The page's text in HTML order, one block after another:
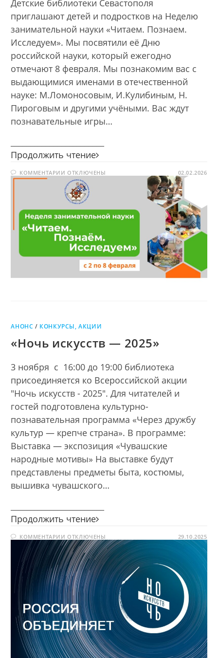
Детские библиотеки Севастополя
приглашают детей и подростков на Неделю
занимательной науки «Читаем. Познаем.
Исследуем». Мы посвятили её Дню
российской науки, который ежегодно
отмечают 8 февраля. Мы познакомим вас с
выдающимися именами в отечественной
науке: М.Ломоносовым, И.Кулибиным, Н.
Пироговым и другими учёными. Вас ждут
познавательные игры…
Продолжить чтение Неделя
науки
КОММЕНТАРИИ К
ЗАПИСИ
НЕДЕЛЯ
ЗАНИМАТЕЛЬНОЙ
НАУКИ
ОТКЛЮЧЕНЫ 02.02.2026
АНОНС / КОНКУРСЫ, АКЦИИ
«Ночь искусств — 2025»
3 ноября с 16:00 до 19:00 библиотека
присоединяется ко Всероссийской акции
"Ночь искусств - 2025". Для читателей и
гостей подготовлена культурно-
познавательная программа «Через дружбу
культур — крепче страна». В программе:
Выставка — экспозиция «Чувашские
народные мотивы» На выставке будут
представлены предметы быта, костюмы,
вышивка чувашского…
Продолжить чтение «Ночь
—
2025»
КОММЕНТАРИИ К
ЗАПИСИ
«НОЧЬ
ИСКУССТВ
—
2025»
ОТКЛЮЧЕНЫ 29.10.2025